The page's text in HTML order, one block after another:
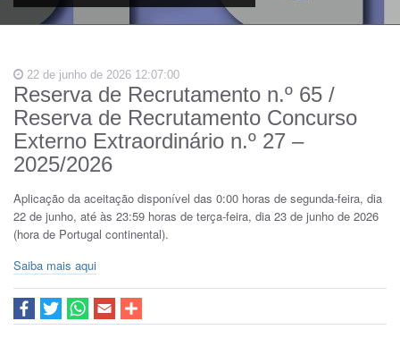
o
a
22 de junho de 2026 12:07:00
Reserva de Recrutamento n.º 65 /
Reserva de Recrutamento Concurso
Externo Extraordinário n.º 27 –
2025/2026
Aplicação da aceitação disponível das 0:00 horas de segunda-feira, dia
22 de junho, até às 23:59 horas de terça-feira, dia 23 de junho de 2026
(hora de Portugal continental).
Saiba mais aqui